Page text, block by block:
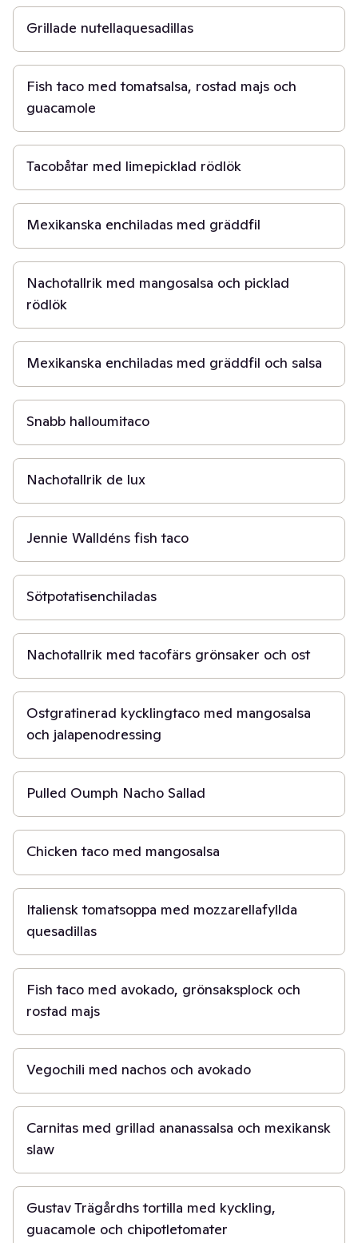
Grillade nutellaquesadillas
30 min
Fish taco med tomatsalsa, rostad majs och
guacamole
30 min
Tacobåtar med limepicklad rödlök
50 min
Mexikanska enchiladas med gräddfil
30 min
Nachotallrik med mangosalsa och picklad
rödlök
45 min
Mexikanska enchiladas med gräddfil och salsa
30 min
Snabb halloumitaco
30 min
Nachotallrik de lux
45 min
Jennie Walldéns fish taco
50 min
Sötpotatisenchiladas
30 min
Nachotallrik med tacofärs grönsaker och ost
30 min
Ostgratinerad kycklingtaco med mangosalsa
och jalapenodressing
30 min
Pulled Oumph Nacho Sallad
30 min
Chicken taco med mangosalsa
30 min
Italiensk tomatsoppa med mozzarellafyllda
quesadillas
45 min
Fish taco med avokado, grönsaksplock och
rostad majs
30 min
Vegochili med nachos och avokado
3 t
Carnitas med grillad ananassalsa och mexikansk
slaw
45 min
Gustav Trägårdhs tortilla med kyckling,
guacamole och chipotletomater